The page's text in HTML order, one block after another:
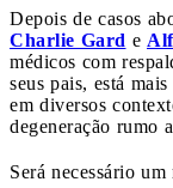
Depois de casos
Charlie Gard e
médicos com
seus pais, está
em diversos
degeneração rumo
Será necessário um